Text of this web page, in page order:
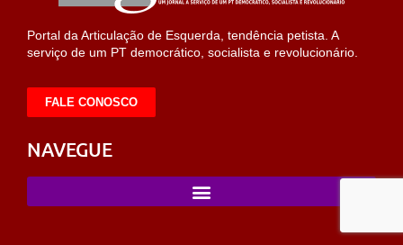
Portal da Articulação de Esquerda, tendência petista. A
serviço de um PT democrático, socialista e revolucionário.
FALE CONOSCO
NAVEGUE